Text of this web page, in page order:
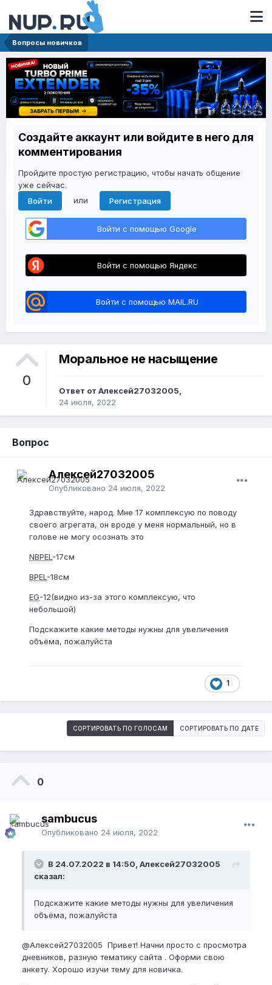
Вопросы новичков
Создайте аккаунт или войдите в него для
комментирования
Пройдите простую регистрацию, чтобы начать общение
уже сейчас.
Войти
или Регистрация
Войти с помощью Google
Войти с помощью Яндекс
Войти с помощью MAIL.RU
0
Моральное не насыщение
Ответ от Алексей27032005,
24 июля, 2022
Вопрос
Алексей27032005
Опубликовано 24 июля, 2022
Здравствуйте, народ. Мне 17 комплексую по поводу
своего агрегата, он вроде у меня нормальный, но в
голове не могу осознать это
NBPEL -17см
BPEL -18см
EG-12(видно из-за этого комплексую, что
небольшой)
Подскажите какие методы нужны для увеличения
объёма, пожалуйста
1
СОРТИРОВАТЬ ПО ГОЛОСАМ СОРТИРОВАТЬ ПО ДАТЕ
0
sambucus
Опубликовано 24 июля, 2022
В 24.07.2022 в 14:50, Алексей27032005
сказал:
Подскажите какие методы нужны для увеличения
объёма, пожалуйста
@Алексей27032005 Привет! Начни просто с просмотра
дневников, разную тематику сайта . Оформи свою
анкету. Хорошо изучи тему для новичка.